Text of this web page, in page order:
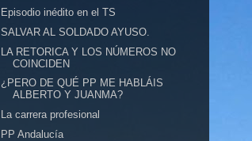
Episodio inédito en el TS
SALVAR AL SOLDADO AYUSO.
LA RETORICA Y LOS NÚMEROS NO
COINCIDEN
¿PERO DE QUÉ PP ME HABLÁIS
ALBERTO Y JUANMA?
La carrera profesional
PP Andalucía